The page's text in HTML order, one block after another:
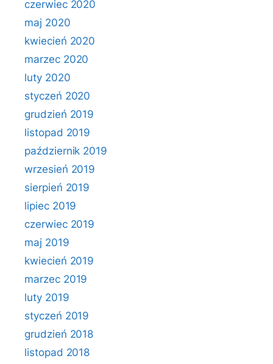
czerwiec 2020
maj 2020
kwiecień 2020
marzec 2020
luty 2020
styczeń 2020
grudzień 2019
listopad 2019
październik 2019
wrzesień 2019
sierpień 2019
lipiec 2019
czerwiec 2019
maj 2019
kwiecień 2019
marzec 2019
luty 2019
styczeń 2019
grudzień 2018
listopad 2018